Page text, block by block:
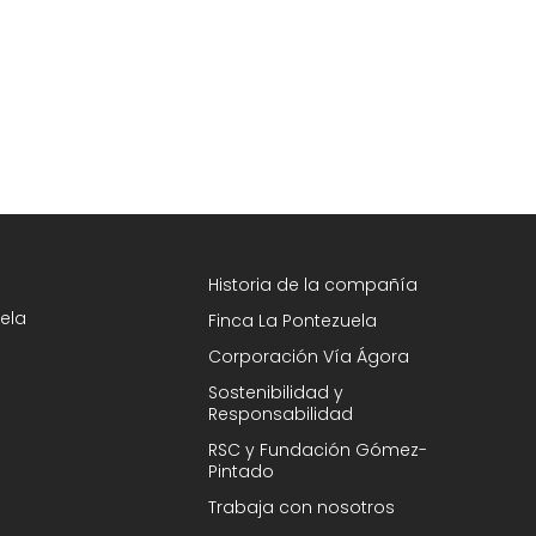
Historia de la compañía
Finca La Pontezuela
Corporación Vía Ágora
Sostenibilidad y
Responsabilidad
RSC y Fundación Gómez-
Pintado
Trabaja con nosotros